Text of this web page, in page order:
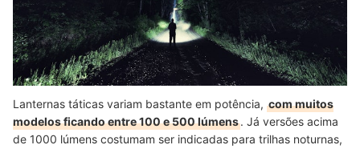
Lanternas táticas variam bastante em potência, com muitos
modelos ficando entre 100 e 500 lúmens. Já versões acima
de 1000 lúmens costumam ser indicadas para trilhas noturnas,